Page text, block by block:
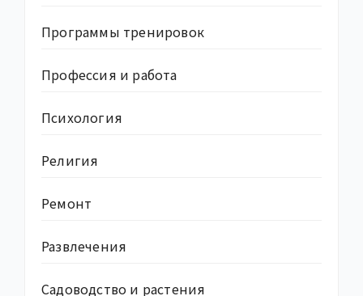
Программы тренировок
Профессия и работа
Психология
Религия
Ремонт
Развлечения
Садоводство и растения